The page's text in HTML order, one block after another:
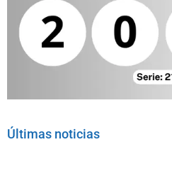
Últimas noticias